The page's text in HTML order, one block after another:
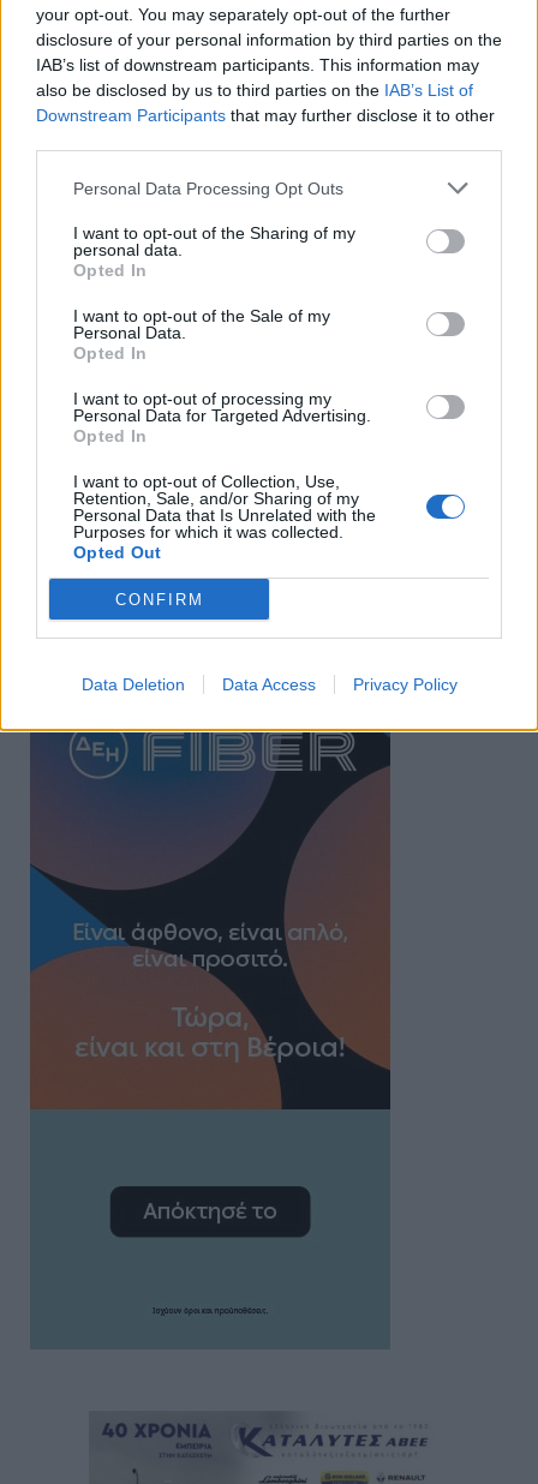
your opt-out. You may separately opt-out of the further
disclosure of your personal information by third parties on the
IAB’s list of downstream participants. This information may
also be disclosed by us to third parties on the IAB’s List of
Downstream Participants that may further disclose it to other
Personal Data Processing Opt Outs
I want to opt-out of the Sharing of my
personal data.
Opted In
I want to opt-out of the Sale of my
Personal Data.
Opted In
I want to opt-out of processing my
Personal Data for Targeted Advertising.
Opted In
I want to opt-out of Collection, Use,
Retention, Sale, and/or Sharing of my
Personal Data that Is Unrelated with the
Purposes for which it was collected.
Opted Out
CONFIRM
Data Deletion Data Access Privacy Policy